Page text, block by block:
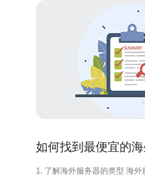
如何找到最便宜的
1. 了解海外服务器的类型 海外服务器通常分为虚拟专